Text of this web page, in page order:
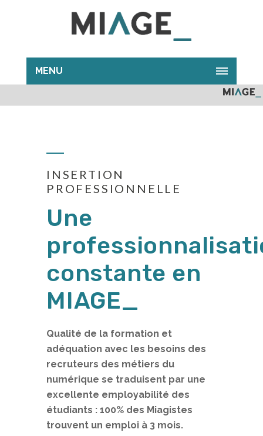
MENU
INSERTION
PROFESSIONNELLE
Une
constante en
MIAGE_
Qualité de la formation et
adéquation avec les besoins des
recruteurs des métiers du
numérique se traduisent par une
excellente employabilité des
étudiants : 100% des Miagistes
trouvent un emploi à 3 mois.